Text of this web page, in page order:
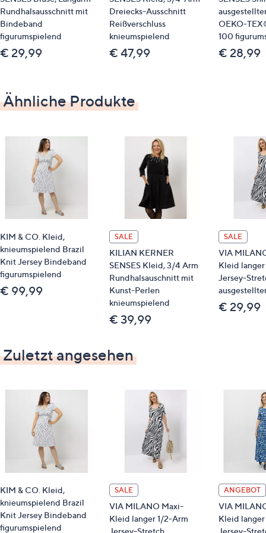
68 % Viskose, 27 % Nylon, 5 % Elasthan
Pflege
Rundhalsausschnitt mit
Bindeband
figurumspielend
€ 29,99
Dreiecks-Ausschnitt
Reißverschluss
knieumspielend
€ 47,99
OEKO-
100
€ 28,99
Ähnliche Produkte
KIM & CO. Kleid,
knieumspielend Brazil
Knit Jersey Bindeband
figurumspielend
€ 99,99
SALE
KILIAN KERNER
SENSES Kleid, 3/4 Arm
Rundhalsauschnitt mit
Kunst-Perlen
knieumspielend
€ 39,99
SALE
VIA
Kleid
Jersey-
€ 29,99
Zuletzt angesehen
KIM & CO. Kleid,
knieumspielend Brazil
Knit Jersey Bindeband
figurumspielend
SALE
VIA MILANO Maxi-
Kleid langer 1/2-Arm
ANGEBOT
VIA
Kleid